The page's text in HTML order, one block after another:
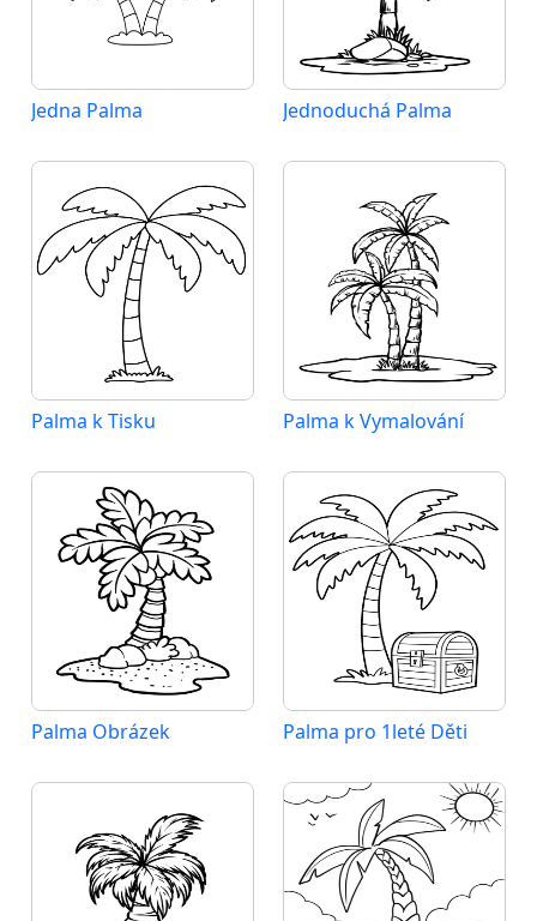
Jedna Palma Jednoduchá Palma
Palma k Tisku Palma k Vymalování
Palma Obrázek Palma pro 1leté Děti